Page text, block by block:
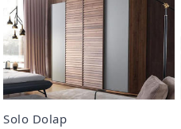
Solo Dolap